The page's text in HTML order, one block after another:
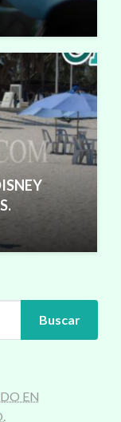
Buscar
EN